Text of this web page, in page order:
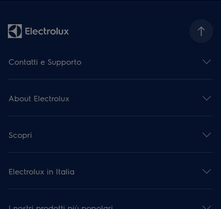
Contatti e Supporto
About Electrolux
Scopri
Electrolux in Italia